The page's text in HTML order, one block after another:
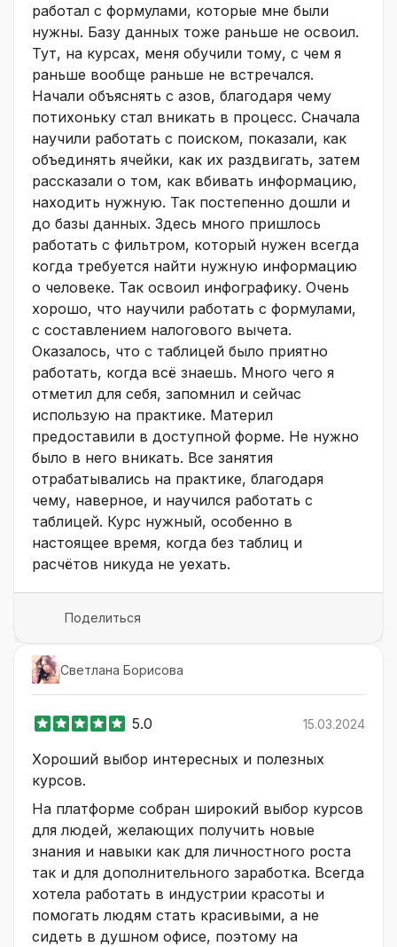
работал с формулами, которые мне были
нужны. Базу данных тоже раньше не освоил.
Тут, на курсах, меня обучили тому, с чем я
раньше вообще раньше не встречался.
Начали объяснять с азов, благодаря чему
потихоньку стал вникать в процесс. Сначала
научили работать с поиском, показали, как
объединять ячейки, как их раздвигать, затем
рассказали о том, как вбивать информацию,
находить нужную. Так постепенно дошли и
до базы данных. Здесь много пришлось
работать с фильтром, который нужен всегда
когда требуется найти нужную информацию
о человеке. Так освоил инфографику. Очень
хорошо, что научили работать с формулами,
с составлением налогового вычета.
Оказалось, что с таблицей было приятно
работать, когда всё знаешь. Много чего я
отметил для себя, запомнил и сейчас
использую на практике. Материл
предоставили в доступной форме. Не нужно
было в него вникать. Все занятия
отрабатывались на практике, благодаря
чему, наверное, и научился работать с
таблицей. Курс нужный, особенно в
настоящее время, когда без таблиц и
расчётов никуда не уехать.
Поделиться
Светлана Борисова
5.0 15.03.2024
Хороший выбор интересных и полезных
курсов.
На платформе собран широкий выбор курсов
для людей, желающих получить новые
знания и навыки как для личностного роста
так и для дополнительного заработка. Всегда
хотела работать в индустрии красоты и
помогать людям стать красивыми, а не
сидеть в душном офисе, поэтому на